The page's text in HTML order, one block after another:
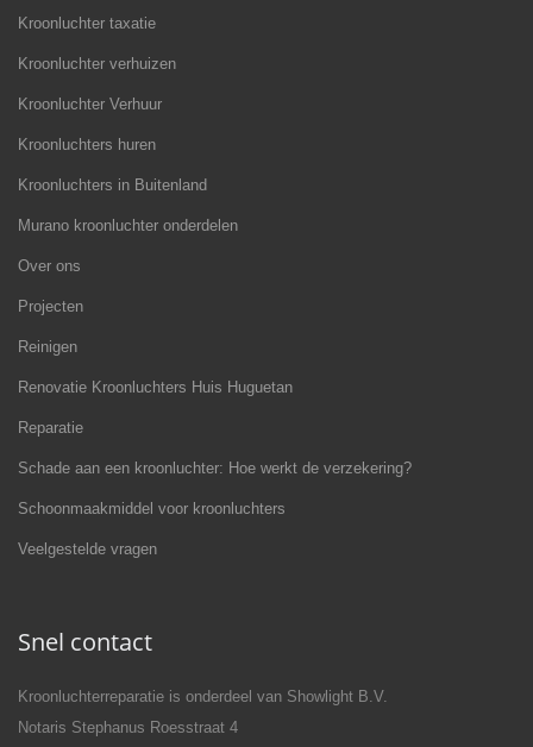
Kroonluchter taxatie
Kroonluchter verhuizen
Kroonluchter Verhuur
Kroonluchters huren
Kroonluchters in Buitenland
Murano kroonluchter onderdelen
Over ons
Projecten
Reinigen
Renovatie Kroonluchters Huis Huguetan
Reparatie
Schade aan een kroonluchter: Hoe werkt de verzekering?
Schoonmaakmiddel voor kroonluchters
Veelgestelde vragen
Snel contact
Kroonluchterreparatie is onderdeel van Showlight B.V.
Notaris Stephanus Roesstraat 4